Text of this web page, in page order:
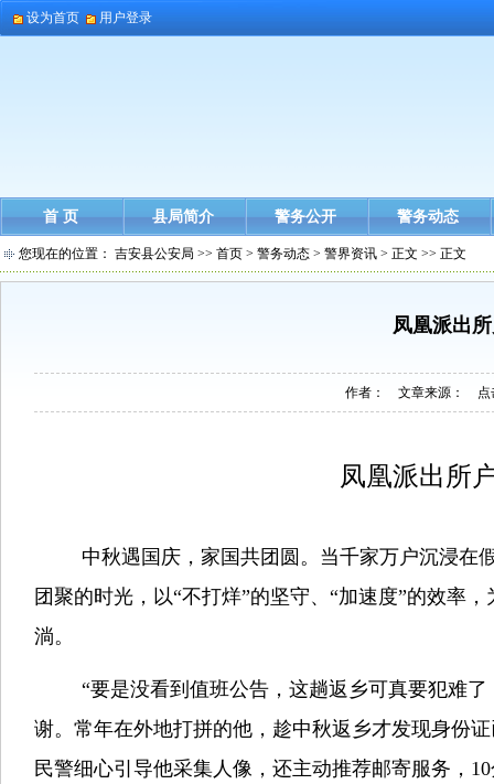
设为首页 用户登录
首 页 县局简介 警务公开 警务动态
您现在的位置： 吉安县公安局 >> 首页 > 警务动态 > 警界资讯 > 正文 >> 正文
凤凰派出
作者： 文章来源： 点
凤凰派出所
中秋遇国庆，家国共团圆。当千家万户沉浸在
团聚的时光，以“不打烊”的坚守、“加速度”的效率
淌。
“要是没看到值班公告，这趟返乡可真要犯难
谢。常年在外地打拼的他，趁中秋返乡才发现身份
民警细心引导他采集人像，还主动推荐邮寄服务，